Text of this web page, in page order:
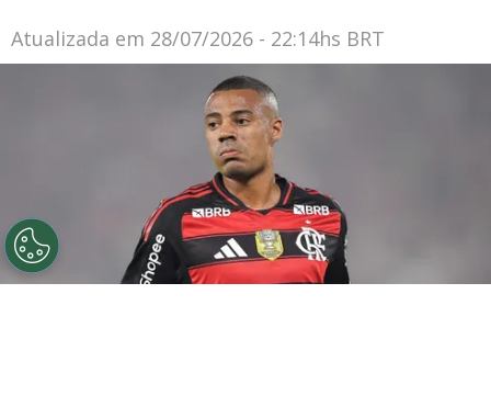
Atualizada em 28/07/2026 - 22:14hs BRT